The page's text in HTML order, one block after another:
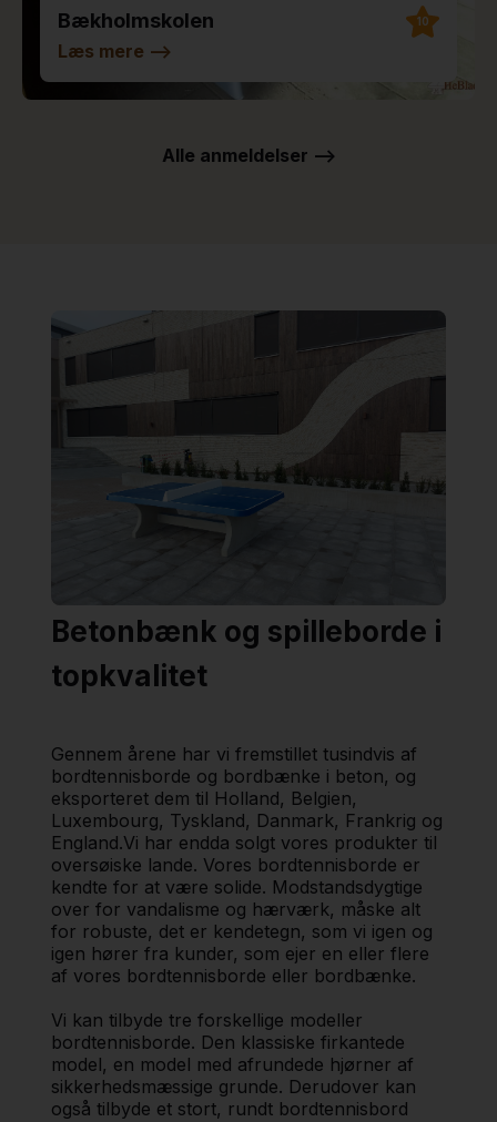
Bækholmskolen 10
Læs mere -->
Alle anmeldelser -->
Betonbænk og spilleborde i
topkvalitet
Gennem årene har vi fremstillet tusindvis af
bordtennisborde og bordbænke i beton, og
eksporteret dem til Holland, Belgien,
Luxembourg, Tyskland, Danmark, Frankrig og
England.Vi har endda solgt vores produkter til
oversøiske lande. Vores bordtennisborde er
kendte for at være solide. Modstandsdygtige
over for vandalisme og hærværk, måske alt
for robuste, det er kendetegn, som vi igen og
igen hører fra kunder, som ejer en eller flere
af vores bordtennisborde eller bordbænke.
Vi kan tilbyde tre forskellige modeller
bordtennisborde. Den klassiske firkantede
model, en model med afrundede hjørner af
sikkerhedsmæssige grunde. Derudover kan
også tilbyde et stort, rundt bordtennisbord